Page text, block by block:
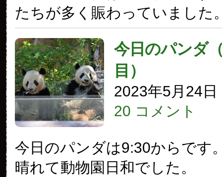
たちが多く賑わっていました
今日のパンダ
目）
2023年5月24日
20 コメント
今日のパンダは9:30からです
晴れて動物園日和でした。